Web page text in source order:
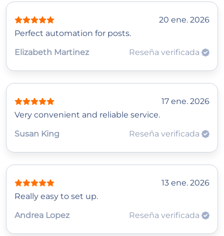
20 ene. 2026
Perfect automation for posts.
Elizabeth Martinez
Reseña verificada
17 ene. 2026
Very convenient and reliable service.
Susan King
Reseña verificada
13 ene. 2026
Really easy to set up.
Andrea Lopez
Reseña verificada